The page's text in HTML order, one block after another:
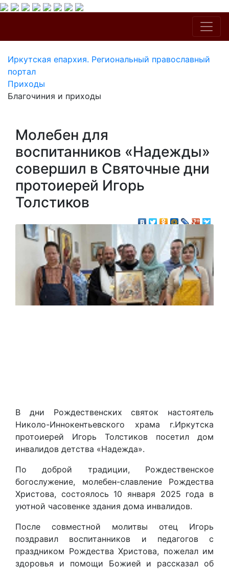
Иркутская епархия. Региональный православный
портал
Приходы
Благочиния и приходы
Молебен для
воспитанников «Надежды»
совершил в Святочные дни
протоиерей Игорь
Толстиков
В дни Рождественских святок настоятель
Николо-Иннокентьевского храма г.Иркутска
протоиерей Игорь Толстиков посетил дом
инвалидов детства «Надежда».
По доброй традиции, Рождественское
богослужение, молебен-славление Рождества
Христова, состоялось 10 января 2025 года в
уютной часовенке здания дома инвалидов.
После совместной молитвы отец Игорь
поздравил воспитанников и педагогов с
праздником Рождества Христова, пожелал им
здоровья и помощи Божией и рассказал об